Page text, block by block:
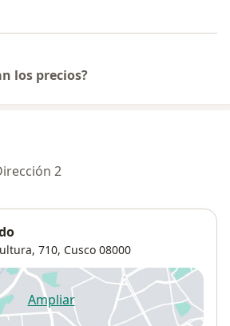
los precios?
2
710, Cusco 08000
Ampliarse abre en una nueva